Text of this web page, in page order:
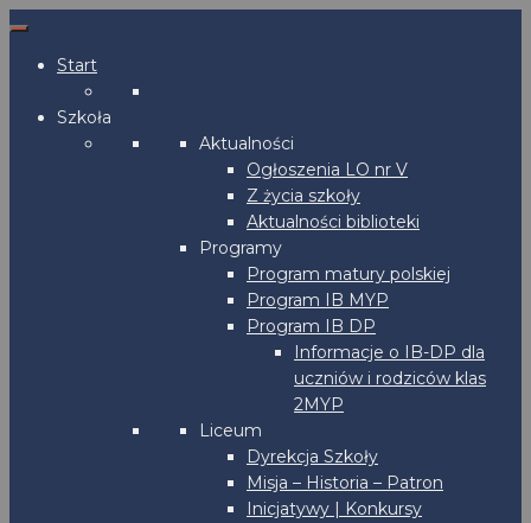
Start
Szkoła
Aktualności
Ogłoszenia LO nr V
Z życia szkoły
Aktualności biblioteki
Programy
Program matury polskiej
Program IB MYP
Program IB DP
Informacje o IB-DP dla
uczniów i rodziców klas
2MYP
Liceum
Dyrekcja Szkoły
Misja – Historia – Patron
Inicjatywy | Konkursy